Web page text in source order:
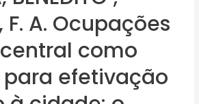
F. A. Ocupações
como
efetivação